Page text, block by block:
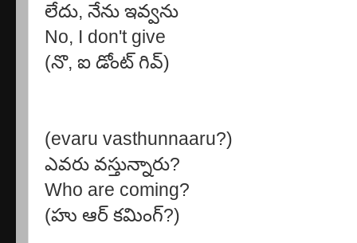
లేదు, నేను ఇవ్వను
No, I don't give
(నొ, ఐ డోంట్ గివ్)
(evaru vasthunnaaru?)
ఎవరు వస్తున్నారు?
Who are coming?
(హు ఆర్ కమింగ్?)